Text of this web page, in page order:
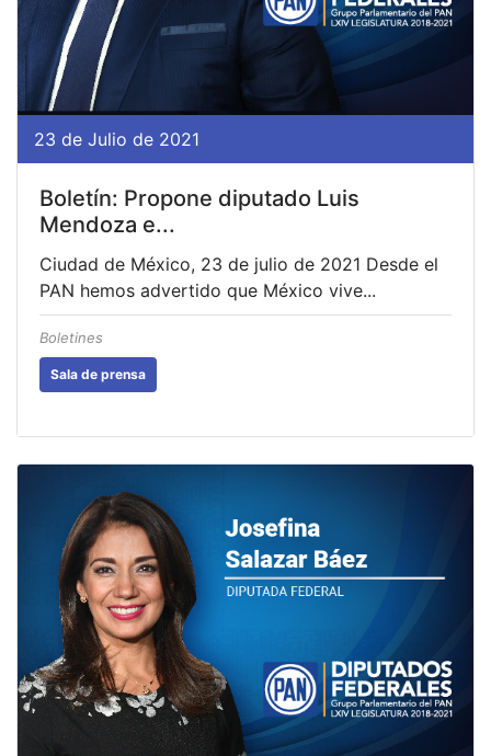
23 de Julio de 2021
Boletín: Propone diputado Luis
Mendoza e...
Ciudad de México, 23 de julio de 2021 Desde el
PAN hemos advertido que México vive...
Boletines
Sala de prensa